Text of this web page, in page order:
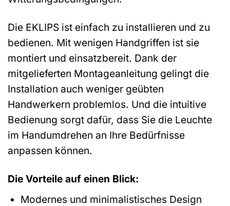
Die EKLIPS ist einfach zu installieren und zu
bedienen. Mit wenigen Handgriffen ist sie
montiert und einsatzbereit. Dank der
mitgelieferten Montageanleitung gelingt die
Installation auch weniger geübten
Handwerkern problemlos. Und die intuitive
Bedienung sorgt dafür, dass Sie die Leuchte
im Handumdrehen an Ihre Bedürfnisse
anpassen können.
Die Vorteile auf einen Blick:
Modernes und minimalistisches Design